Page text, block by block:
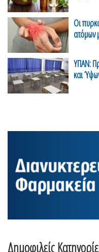
Οι
ατόμων
ΥΠΑΝ:
και
Δημοφιλείς